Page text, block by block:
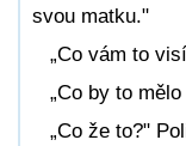
svou matku."
„Co vám to
„Co by to
„Co že to?"